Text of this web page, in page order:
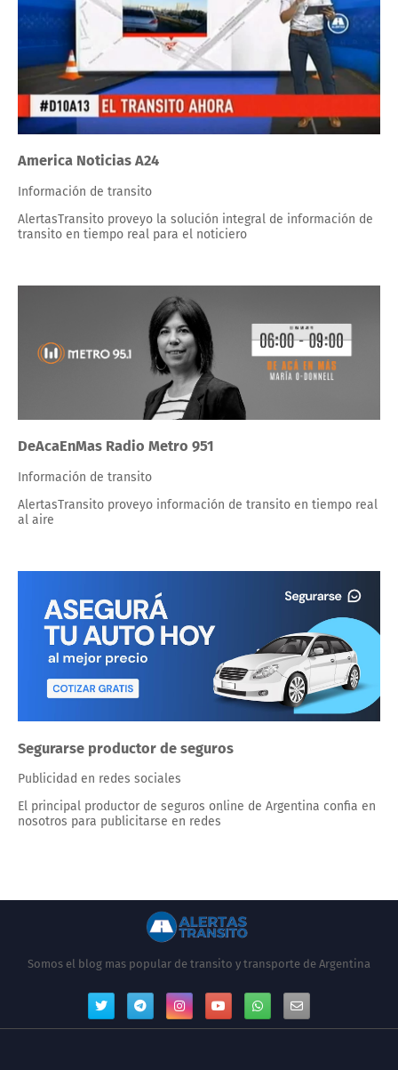
America Noticias A24
Información de transito
AlertasTransito proveyo la solución integral de información de
transito en tiempo real para el noticiero
DeAcaEnMas Radio Metro 951
Información de transito
AlertasTransito proveyo información de transito en tiempo real
al aire
Segurarse productor de seguros
Publicidad en redes sociales
El principal productor de seguros online de Argentina confia en
nosotros para publicitarse en redes
Somos el blog mas popular de transito y transporte de Argentina